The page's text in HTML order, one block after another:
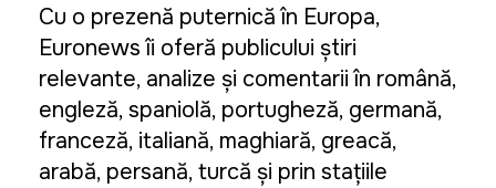
Cu o prezență puternică în Europa,
Euronews îi oferă publicului știri
relevante, analize și comentarii în română,
engleză, spaniolă, portugheză, germană,
franceză, italiană, maghiară, greacă,
arabă, persană, turcă și prin stațiile